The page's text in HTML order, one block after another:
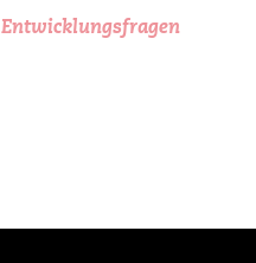
Entwicklungsfragen